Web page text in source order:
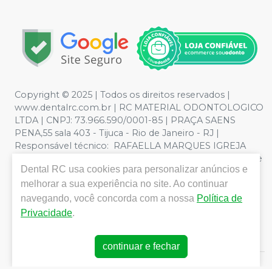
Copyright © 2025 | Todos os direitos reservados |
www.dentalrc.com.br | RC MATERIAL ODONTOLOGICO
LTDA | CNPJ: 73.966.590/0001-85 | PRAÇA SAENS
PENA,55 sala 403 - Tijuca - Rio de Janeiro - RJ |
Responsável técnico: RAFAELLA MARQUES IGREJA
DOS SANTOS CRO/RJ nº 55115 | Política de Privacidade e
Segurança - Fotos meramente ilustrativas - Os preços e
condições da loja virtual estão sujeitos a alterações. Em
caso de divergência de preços no site, o valor válido é o
do Carrinho de Compra. Não vendemos por atacado,
compras de grandes volumes pelo site.
Dental RC usa cookies para personalizar anúncios e
melhorar a sua experiência no site. Ao continuar
navegando, você concorda com a nossa Política de
Privacidade.
continuar e fechar